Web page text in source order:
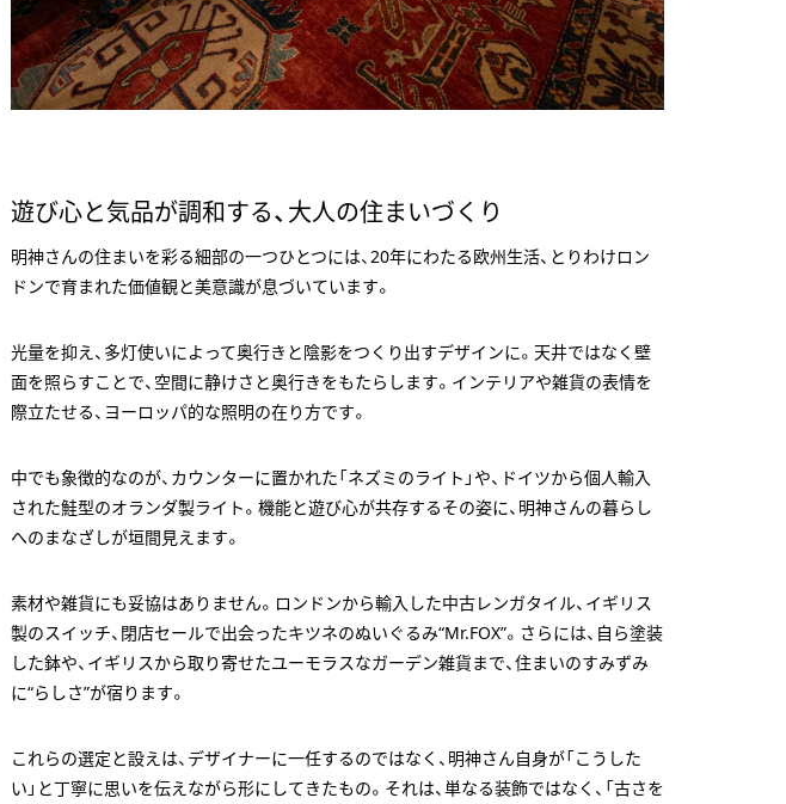
遊び心と気品が調和する、大人の住まいづくり
明神さんの住まいを彩る細部の一つひとつには、20年にわたる欧州生活、とりわけロン
ドンで育まれた価値観と美意識が息づいています。
光量を抑え、多灯使いによって奥行きと陰影をつくり出すデザインに。天井ではなく壁
面を照らすことで、空間に静けさと奥行きをもたらします。インテリアや雑貨の表情を
際立たせる、ヨーロッパ的な照明の在り方です。
中でも象徴的なのが、カウンターに置かれた「ネズミのライト」や、ドイツから個人輸入
された鮭型のオランダ製ライト。機能と遊び心が共存するその姿に、明神さんの暮らし
へのまなざしが垣間見えます。
素材や雑貨にも妥協はありません。ロンドンから輸入した中古レンガタイル、イギリス
製のスイッチ、閉店セールで出会ったキツネのぬいぐるみ“Mr.FOX”。さらには、自ら塗装
した鉢や、イギリスから取り寄せたユーモラスなガーデン雑貨まで、住まいのすみずみ
に“らしさ”が宿ります。
これらの選定と設えは、デザイナーに一任するのではなく、明神さん自身が「こうした
い」と丁寧に思いを伝えながら形にしてきたもの。それは、単なる装飾ではなく、「古さを